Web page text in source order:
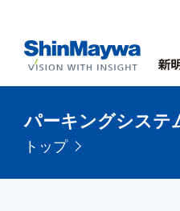
パーキングシステ
トップ